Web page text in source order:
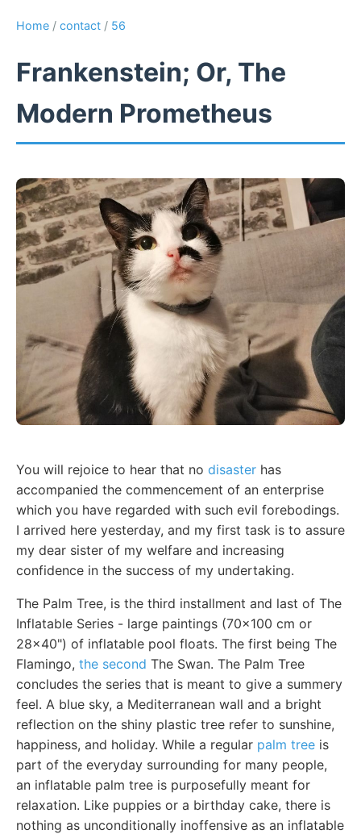
Home / contact / 56
Frankenstein; Or, The
Modern Prometheus
You will rejoice to hear that no disaster has
accompanied the commencement of an enterprise
which you have regarded with such evil forebodings.
I arrived here yesterday, and my first task is to assure
my dear sister of my welfare and increasing
confidence in the success of my undertaking.
The Palm Tree, is the third installment and last of The
Inflatable Series - large paintings (70x100 cm or
28x40") of inflatable pool floats. The first being The
Flamingo, the second The Swan. The Palm Tree
concludes the series that is meant to give a summery
feel. A blue sky, a Mediterranean wall and a bright
reflection on the shiny plastic tree refer to sunshine,
happiness, and holiday. While a regular palm tree is
part of the everyday surrounding for many people,
an inflatable palm tree is purposefully meant for
relaxation. Like puppies or a birthday cake, there is
nothing as unconditionally inoffensive as an inflatable